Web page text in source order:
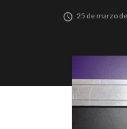
25 de marzo